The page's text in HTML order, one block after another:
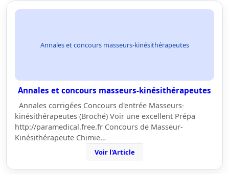
Annales et concours masseurs-kinésithérapeutes
Annales et concours masseurs-kinésithérapeutes
Annales corrigées Concours d'entrée Masseurs-
kinésithérapeutes (Broché) Voir une excellent Prépa
http://paramedical.free.fr Concours de Masseur-
Kinésithérapeute Chimie…
Voir l'Article